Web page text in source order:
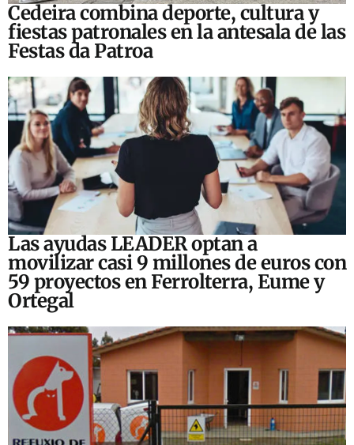
Cedeira combina deporte, cultura y
fiestas patronales en la antesala de las
Festas da Patroa
Las ayudas LEADER optan a
movilizar casi 9 millones de euros con
59 proyectos en Ferrolterra, Eume y
Ortegal